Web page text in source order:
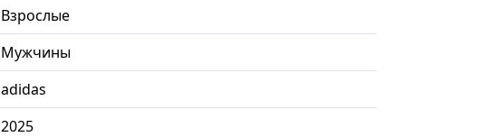
Взрослые
Мужчины
adidas
2025